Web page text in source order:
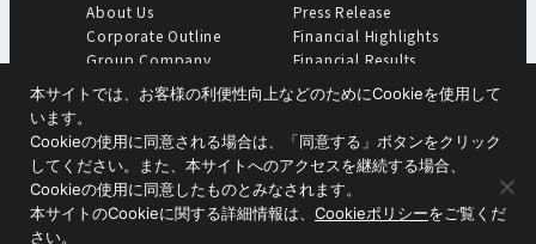
About Us
Corporate Outline
Group Company
Profiles
Press Release
Financial Highlights
Financial Results
Meeting of
Shareholders
Annual Report
Medium-Term Business
Plan
Copyright © Nishio Holdings Co., Ltd.
本サイトでは、お客様の利便性向上などのためにCookieを使用して
います。
Cookieの使用に同意される場合は、「同意する」ボタンをクリック
してください。また、本サイトへのアクセスを継続する場合、
Cookieの使用に同意したものとみなされます。
本サイトのCookieに関する詳細情報は、 Cookieポリシーをご覧くだ
さい。